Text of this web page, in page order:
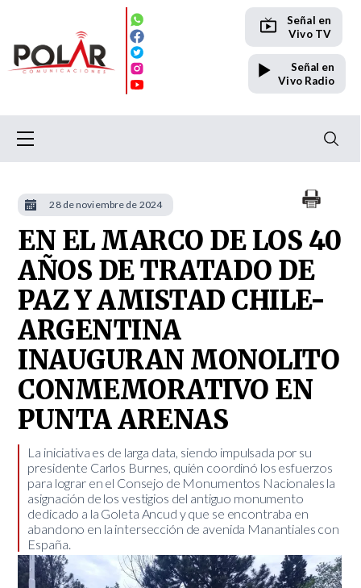
Señal en
Vivo TV
Señal en
Vivo Radio
EN EL MARCO DE LOS 40
AÑOS DE TRATADO DE
PAZ Y AMISTAD CHILE-
ARGENTINA
INAUGURAN MONOLITO
CONMEMORATIVO EN
PUNTA ARENAS
​La iniciativa es de larga data, siendo impulsada por su
presidente Carlos Burnes, quién coordinó los esfuerzos
para lograr en el Consejo de Monumentos Nacionales la
asignación de los vestigios del antiguo monumento
dedicado a la Goleta Ancud y que se encontraba en
abandono en la intersección de avenida Manantiales con
España.
28 de noviembre de 2024